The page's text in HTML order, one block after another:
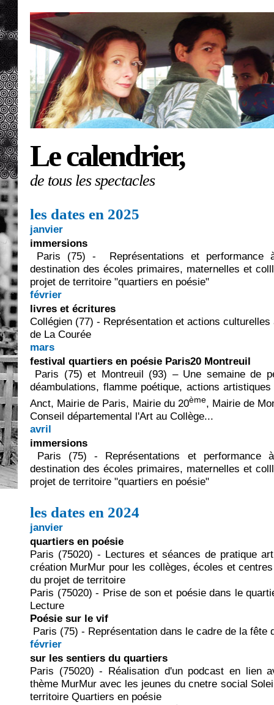
Le calendrier,
de tous les spectacles
les dates en 2025
janvier
immersions
Paris (75) - Représentations et
destination des écoles primaires, maternelles et
projet de territoire "quartiers en poésie"
février
livres et écritures
Collégien (77) - Représentation et actions
de La Courée
mars
festival quartiers en poésie Paris20 Montreuil
Paris (75) et Montreuil (93) – Une semaine de
déambulations, flamme poétique, actions
Anct, Mairie de Paris, Mairie du 20ème, Mairie de
Conseil départemental l'Art au Collège...
avril
immersions
Paris (75) - Représentations et performance
destination des écoles primaires, maternelles et
projet de territoire "quartiers en poésie"
les dates en 2024
janvier
quartiers en poésie
Paris (75020) - Lectures et séances de pratique
création MurMur pour les collèges, écoles et
du projet de territoire
Paris (75020) - Prise de son et poésie dans le
Lecture
Poésie sur le vif
Paris (75) - Représentation dans le cadre de la fête
février
sur les sentiers du quartiers
Paris (75020) - Réalisation d'un podcast en lien
thème MurMur avec les jeunes du cnetre social
territoire Quartiers en poésie